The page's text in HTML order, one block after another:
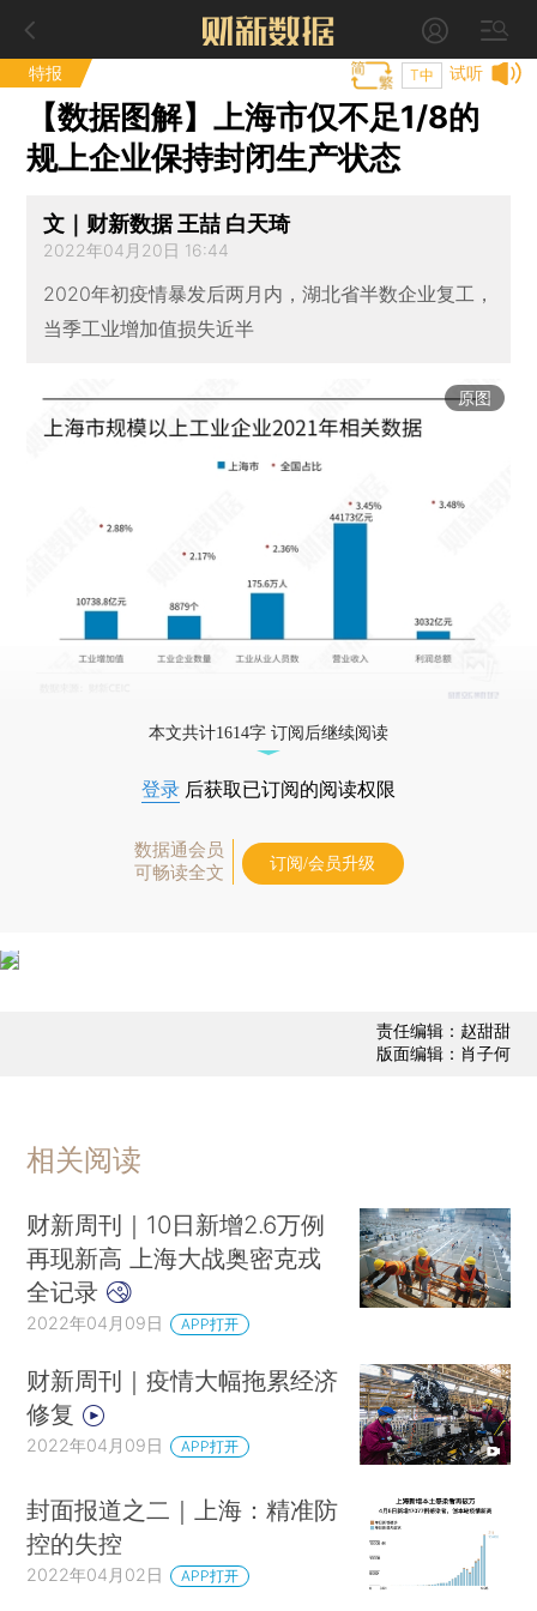
特报 试听
T中
【数据图解】上海市仅不足1/8的
规上企业保持封闭生产状态
文｜财新数据 王喆 白天琦
2022年04月20日 16:44
2020年初疫情暴发后两月内，湖北省半数企业复工，
当季工业增加值损失近半
原图
本文共计1614字 订阅后继续阅读
登录 后获取已订阅的阅读权限
数据通会员
可畅读全文
订阅/会员升级
责任编辑：赵甜甜
版面编辑：肖子何
相关阅读
财新周刊｜10日新增2.6万例
再现新高 上海大战奥密克戎
全记录
2022年04月09日 APP打开
财新周刊｜疫情大幅拖累经济
修复
2022年04月09日 APP打开
封面报道之二｜上海：精准防
控的失控
2022年04月02日 APP打开